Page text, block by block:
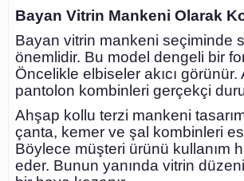
Bayan Vitrin Mankeni Olarak
Bayan vitrin mankeni seçiminde
önemlidir. Bu model dengeli bir
Öncelikle elbiseler akıcı görünür.
pantolon kombinleri gerçekçi
Ahşap kollu terzi mankeni
çanta, kemer ve şal kombinleri
Böylece müşteri ürünü kullanım
eder. Bunun yanında vitrin